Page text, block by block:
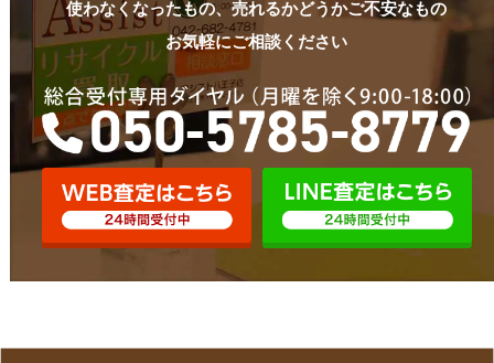
使わなくなったもの、売れるかどうかご不安なもの
お気軽にご相談ください